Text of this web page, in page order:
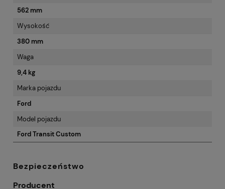
562 mm
Wysokość
380 mm
Waga
9,4 kg
Marka pojazdu
Ford
Model pojazdu
Ford Transit Custom
Bezpieczeństwo
Producent